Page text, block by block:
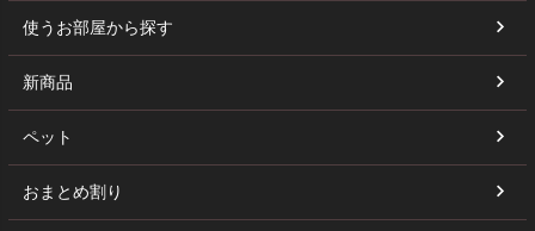
使うお部屋から探す
新商品
ペット
おまとめ割り